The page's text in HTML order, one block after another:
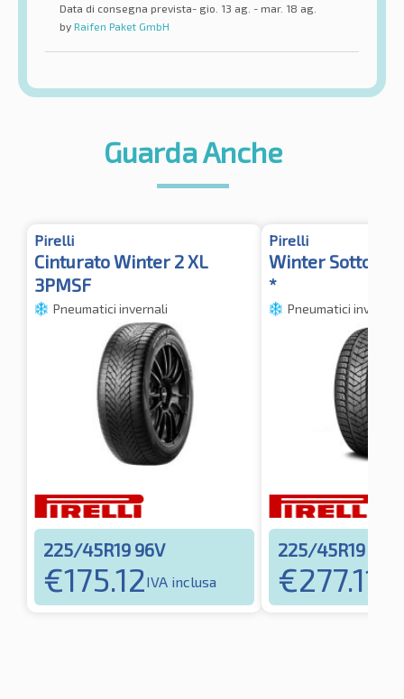
Data di consegna prevista- gio. 13 ag. - mar. 18 ag.
by Raifen Paket GmbH
Guarda Anche
Pirelli
Cinturato Winter 2 XL
3PMSF
Pneumatici invernali
225/45R19 96V
€175.12IVA inclusa
Pirelli
Winter
*
Pneumatici invernali
225/45R19 96V
€277.11